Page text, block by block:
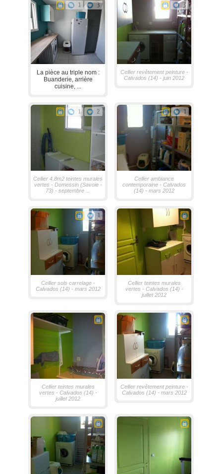
1 3
La pièce au triple nom :
Buanderie, arrière
cuisine, ...
3
Cellier revêtement peinture -
Calvados (14) - juin 2012
1 2
Cellier 4.8m2 teintes murales
vertes - Domessin (Savoie -
73) - septembre ...
1
Cellier ambiance
contemporaine - Calvados
(14) - mars 2012
1
Cellier sols carrelage -
Calvados (14) - mars 2012
Cellier teintes murales
vertes - Calvados (14) -
juillet 2012
Cellier teintes murales
vertes - Calvados (14) -
juillet 2012
Cellier revêtement peinture -
Calvados (14) - mars 2012